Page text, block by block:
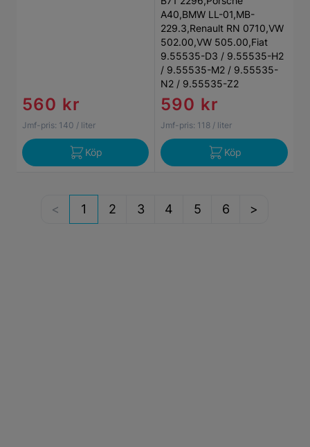
560 kr
Jmf-pris: 140 / liter
Köp
A40,BMW LL-01,MB-
229.3,Renault RN 0710,VW
502.00,VW 505.00,Fiat
9.55535-D3 / 9.55535-H2
/ 9.55535-M2 / 9.55535-
N2 / 9.55535-Z2
590 kr
Jmf-pris: 118 / liter
Köp
1 2 3 4 5 6